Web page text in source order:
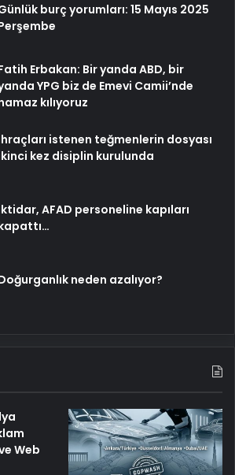
burç yorumları: 15 Mayıs 2025
Erbakan: Bir yanda ABD, bir
YPG biz de Emevi Camii’nde
kılıyoruz
istenen teğmenlerin dosyası
kez disiplin kurulunda
AFAD personeline kapıları
neden azalıyor?
Web